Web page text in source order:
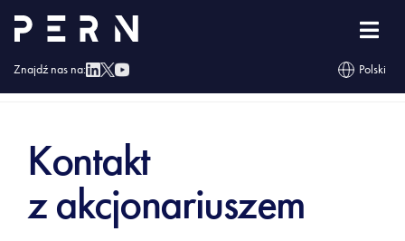
Znajdź nas na: Polski
Kontakt
z akcjonariuszem